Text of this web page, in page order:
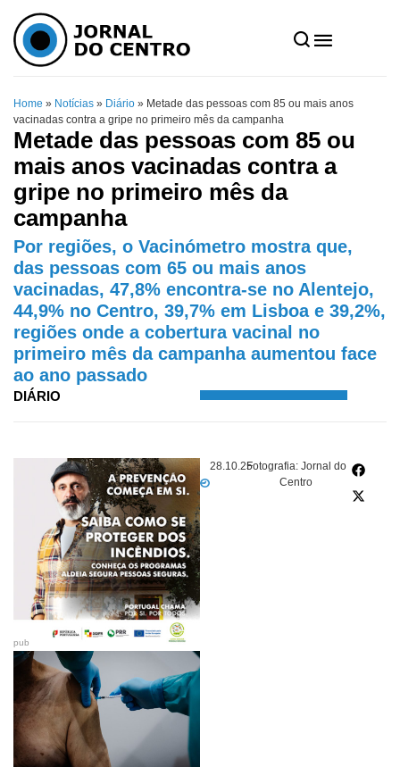
Home » Notícias » Diário » Metade das pessoas com 85 ou mais anos
vacinadas contra a gripe no primeiro mês da campanha
Metade das pessoas com 85 ou
mais anos vacinadas contra a
gripe no primeiro mês da
campanha
Por regiões, o Vacinómetro mostra que,
das pessoas com 65 ou mais anos
vacinadas, 47,8% encontra-se no Alentejo,
44,9% no Centro, 39,7% em Lisboa e 39,2%,
regiões onde a cobertura vacinal no
primeiro mês da campanha aumentou face
ao ano passado
DIÁRIO
28.10.25Fotografia: Jornal do
Centro
pub